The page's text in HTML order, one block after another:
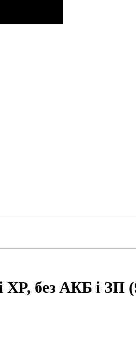
без АКБ і ЗП